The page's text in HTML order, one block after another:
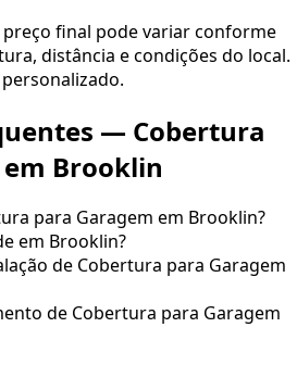
final pode variar conforme
distância e condições do local.
— Cobertura
em Brooklin
para Garagem em Brooklin?
em Brooklin?
de Cobertura para Garagem
de Cobertura para Garagem